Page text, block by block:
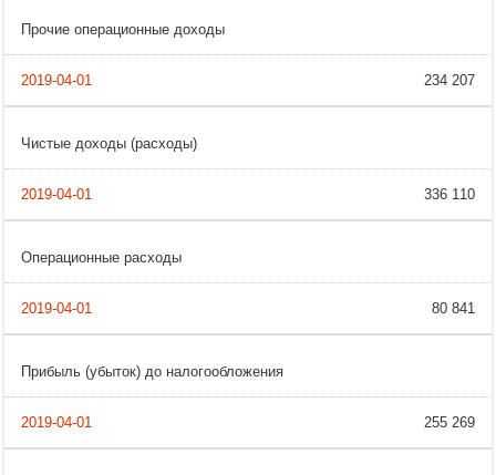
Прочие операционные доходы
234 207
Чистые доходы (расходы)
336 110
Операционные расходы
80 841
Прибыль (убыток) до налогообложения
255 269